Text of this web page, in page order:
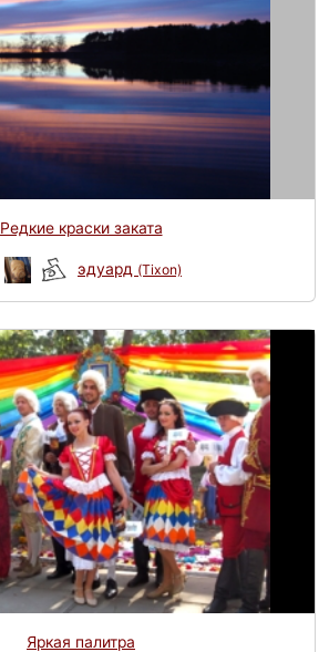
Редкие краски заката
эдуард (Tixon)
Яркая палитра